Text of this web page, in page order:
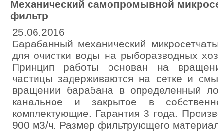
Механический самопромывной
фильтр
25.06.2016
Барабанный механический
для очистки воды на рыборазводных
Принцип работы основан на
частицы задерживаются на сетке и
вращении барабана в определенный
канальное и закрытое в
комплектующие. Гарантия 3 года.
900 м3/ч. Размер фильтрующего